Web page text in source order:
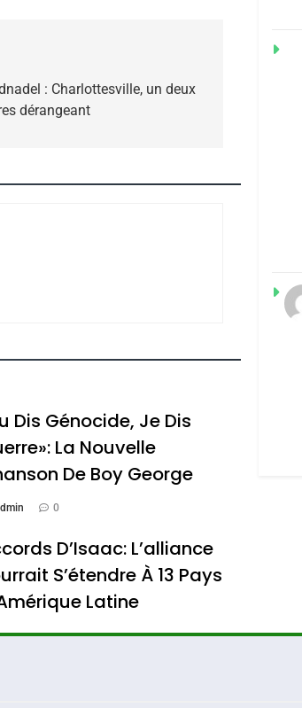
: Charlottesville, un deux
dérangeant
Dis Génocide, Je Dis
La Nouvelle
De Boy George
0
D’Isaac: L’alliance
S’étendre À 13 Pays
Latine
0